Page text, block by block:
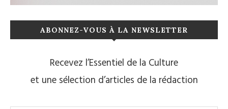
ABONNEZ-VOUS À LA NEWSLETTER
Recevez l’Essentiel de la Culture
et une sélection d’articles de la rédaction